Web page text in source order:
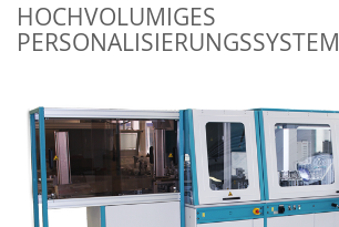
HOCHVOLUMIGES
PERSONALISIERUNGSSYSTEM